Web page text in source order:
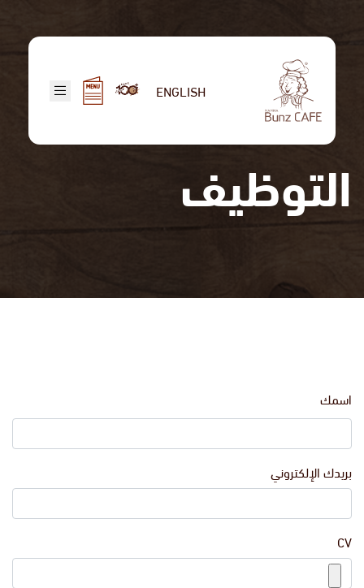
المحتوى
ENGLISH
التوظيف
اسمك
بريدك الإلكتروني
CV